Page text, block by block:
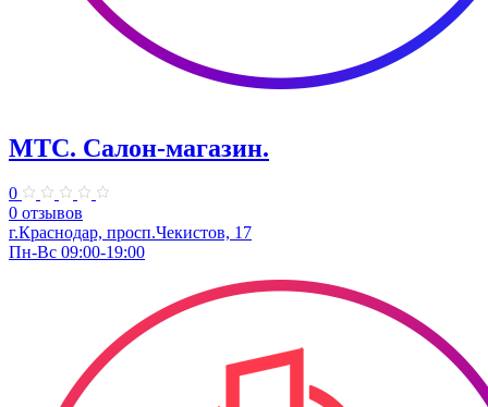
МТС. Салон-магазин.
0
0 отзывов
г.Краснодар, просп.Чекистов, 17
Пн-Вс 09:00-19:00